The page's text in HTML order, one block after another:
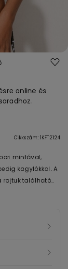
online és
Cikkszám: 1KFT2124
mintával,
kagylókkal. A
rajtuk található
masnira